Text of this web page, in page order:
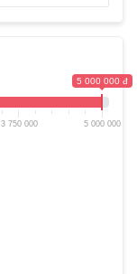
5 000 000 đ
3 750 000 5 000 000